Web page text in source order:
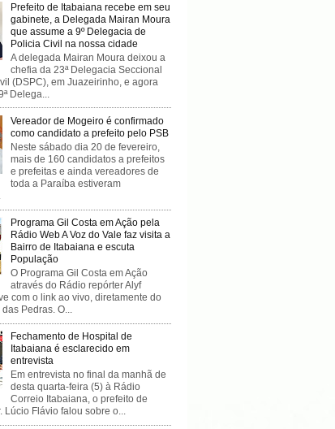
Prefeito de Itabaiana recebe em seu
gabinete, a Delegada Mairan Moura
que assume a 9º Delegacia de
Policia Civil na nossa cidade
A delegada Mairan Moura deixou a
chefia da 23ª Delegacia Seccional
(DSPC), em Juazeirinho, e agora
Delega...
Vereador de Mogeiro é confirmado
como candidato a prefeito pelo PSB
Neste sábado dia 20 de fevereiro,
mais de 160 candidatos a prefeitos
e prefeitas e ainda vereadores de
toda a Paraíba estiveram
Programa Gil Costa em Ação pela
Rádio Web A Voz do Vale faz visita a
Bairro de Itabaiana e escuta
População
O Programa Gil Costa em Ação
através do Rádio repórter Alyf
com o link ao vivo, diretamente do
Pedras. O...
Fechamento de Hospital de
Itabaiana é esclarecido em
entrevista
Em entrevista no final da manhã de
desta quarta-feira (5) à Rádio
Correio Itabaiana, o prefeito de
Lúcio Flávio falou sobre o...